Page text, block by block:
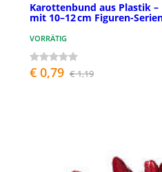
Karottenbund aus Plastik
mit 10–12 cm Figuren-
VORRÄTIG
€ 0,79 € 1,19